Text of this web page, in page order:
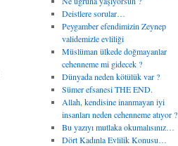
Deistlere sorular…
Peygamber efendimizin Zeynep
validemizle evliliği
Müslüman ülkede doğmayanlar
cehenneme mi gidecek ?
Dünyada neden kötülük var ?
Sümer efsanesi THE END.
Allah, kendisine inanmayan iyi
insanları neden cehenneme atıyor ?
Bu yazıyı mutlaka okumalısınız…
Dört Kadınla Evlilik Konusu…